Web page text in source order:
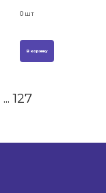
0шт
В корзину
...127